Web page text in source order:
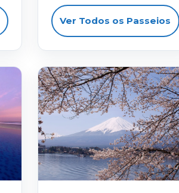
Ver Todos os Passeios